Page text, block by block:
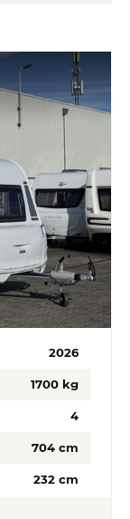
2026
1700 kg
4
704 cm
232 cm